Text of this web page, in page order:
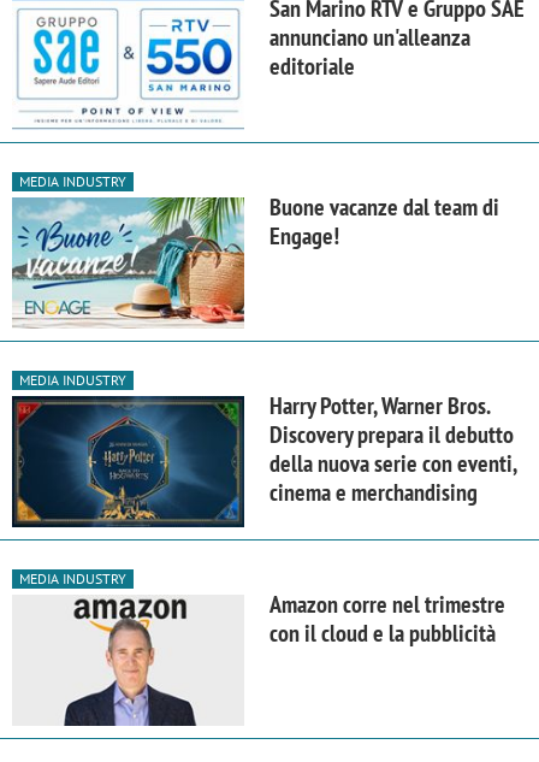
San Marino RTV e Gruppo SAE
annunciano un'alleanza
editoriale
MEDIA INDUSTRY
Buone vacanze dal team di
Engage!
MEDIA INDUSTRY
Harry Potter, Warner Bros.
Discovery prepara il debutto
della nuova serie con eventi,
cinema e merchandising
MEDIA INDUSTRY
Amazon corre nel trimestre
con il cloud e la pubblicità